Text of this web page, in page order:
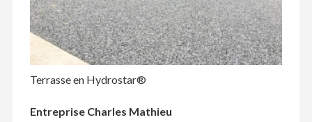
Terrasse en Hydrostar®
Entreprise Charles Mathieu